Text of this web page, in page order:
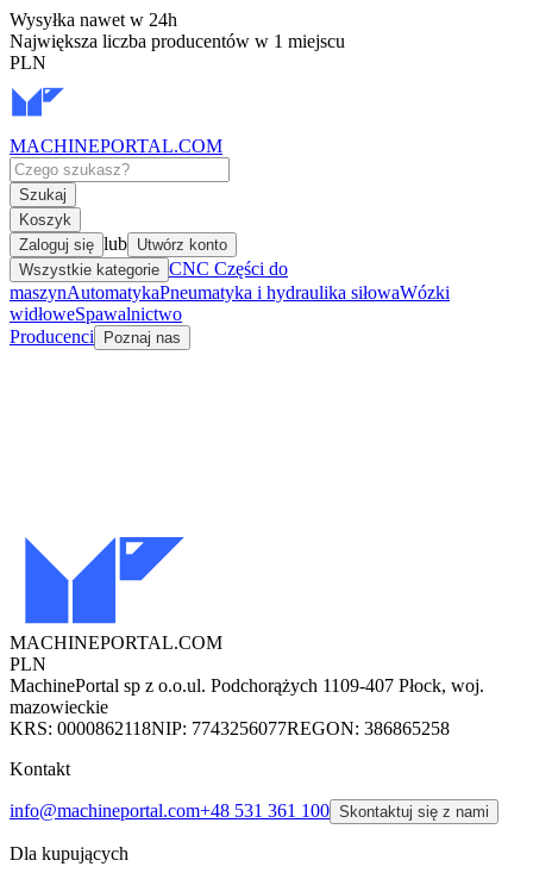
Wysyłka nawet w 24h
Największa liczba producentów w 1 miejscu
PLN
MACHINEPORTAL.COM
Szukaj
Koszyk
Zaloguj się lub Utwórz konto
Wszystkie kategorie CNC Części do
maszynAutomatykaPneumatyka i hydraulika siłowaWózki
widłoweSpawalnictwo
Producenci
Poznaj nas
MACHINEPORTAL.COM
PLN
MachinePortal sp z o.o.ul. Podchorążych 1109-407 Płock, woj.
mazowieckie
KRS: 0000862118NIP: 7743256077REGON: 386865258
Kontakt
info@machineportal.com+48 531 361 100 Skontaktuj się z nami
Dla kupujących